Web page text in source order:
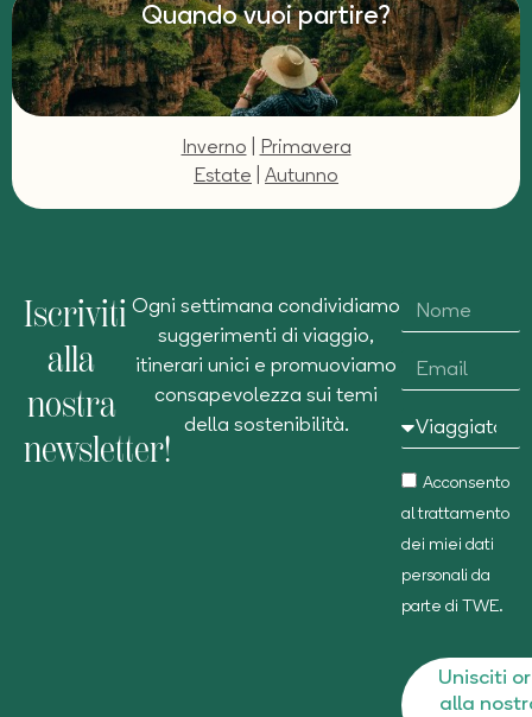
Quando vuoi partire?
Inverno
Primavera
Estate
Autunno
Iscriviti
alla
nostra
newsletter!
Ogni settimana condividiamo
suggerimenti di viaggio,
itinerari unici e promuoviamo
consapevolezza sui temi
della sostenibilità.
Acconsento
al trattamento
dei miei dati
personali da
parte di TWE.
Unisciti
alla